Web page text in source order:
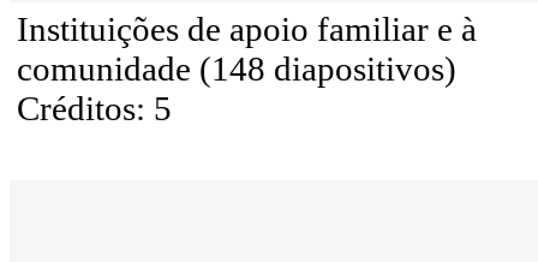
Instituições de apoio familiar e à
comunidade (148 diapositivos)
Créditos: 5